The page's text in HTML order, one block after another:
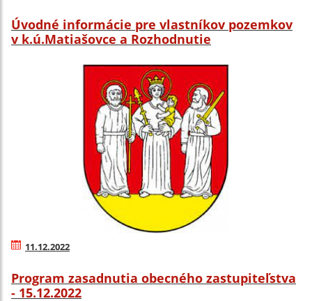
Úvodné informácie pre vlastníkov pozemkov
v k.ú.Matiašovce a Rozhodnutie
11.12.2022
Program zasadnutia obecného zastupiteľstva
- 15.12.2022